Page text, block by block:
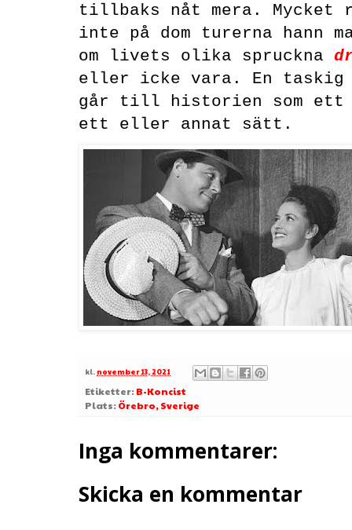
tillbaks nåt mera. Mycket
inte på dom turerna hann
om livets olika spruckna
eller icke vara. En taskig
går till historien som ett
ett eller annat sätt.
kl. november 13, 2021
Etiketter: B-Koncist
Plats: Örebro, Sverige
Inga kommentarer:
Skicka en kommentar